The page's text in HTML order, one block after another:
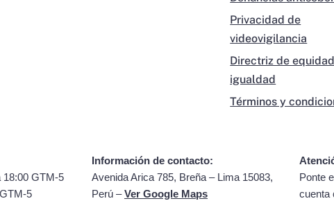
Privacidad de
videovigilancia
Directriz de
igualdad
Términos y
18:00 GTM-5
5
Información de contacto:
Avenida Arica 785, Breña – Lima 15083,
Perú –Ver Google Maps
Ponte
cuenta